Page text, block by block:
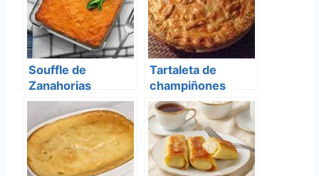
Souffle de
Zanahorias
Tartaleta de
champiñones